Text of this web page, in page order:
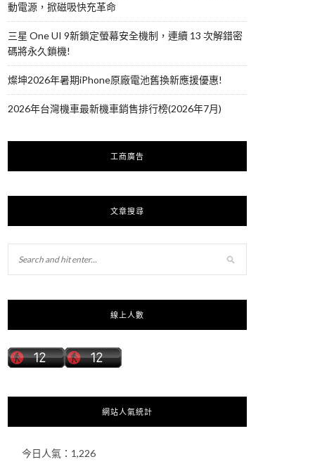
動電源，掀磁吸快充革命
三星 One UI 9新鎖定螢幕安全機制，連續 13 次解錯密
碼將永久鎖機!
燦坤2026年暑期iPhone原廠電池舊換新應援優惠!
2026年台灣機車最新機車銷售排行榜(2026年7月)
工商廣告
文章搜尋
線上人數
網站人氣統計
今日人氣： 1,226